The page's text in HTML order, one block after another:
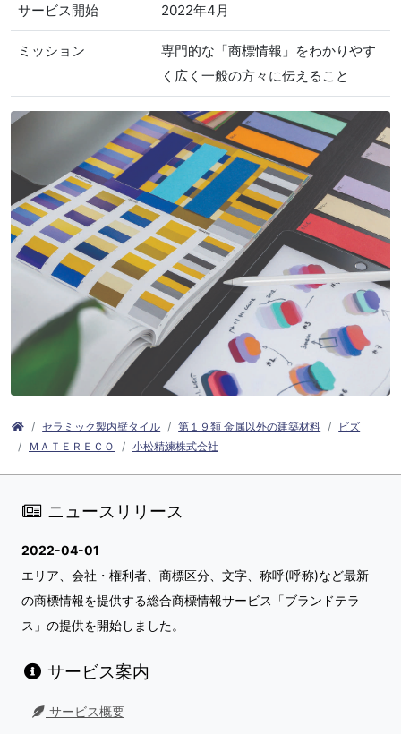
サービス開始 2022年4月
ミッション
専門的な「商標情報」をわかりやす
く広く一般の方々に伝えること
セラミック製内壁タイル 第１９類 金属以外の建築材料
ビズ
ＭＡＴＥＲＥＣＯ
小松精練株式会社
ニュースリリース
2022-04-01
エリア、会社・権利者、商標区分、文字、称呼(呼称)など最新
の商標情報を提供する総合商標情報サービス「ブランドテラ
ス」の提供を開始しました。
サービス案内
サービス概要